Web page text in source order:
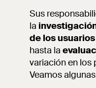
Sus
la
de los usuarios
hasta la
variación en los
Veamos